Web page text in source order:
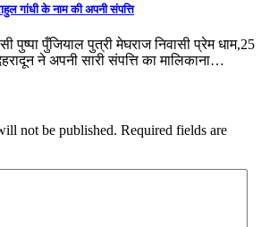
गांधी के नाम की अपनी संपत्ति
पुष्पा पुँजियाल पुत्री मेघराज निवासी प्रेम धाम,25
ने अपनी सारी संपत्ति का मालिकाना…
not be published. Required fields are